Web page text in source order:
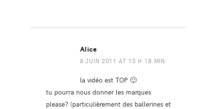
Alice
8 JUIN 2011 AT 15 H 18 MIN
la vidéo est TOP 🙂
tu pourra nous donner les marques
please? (particulièrement des ballerines et